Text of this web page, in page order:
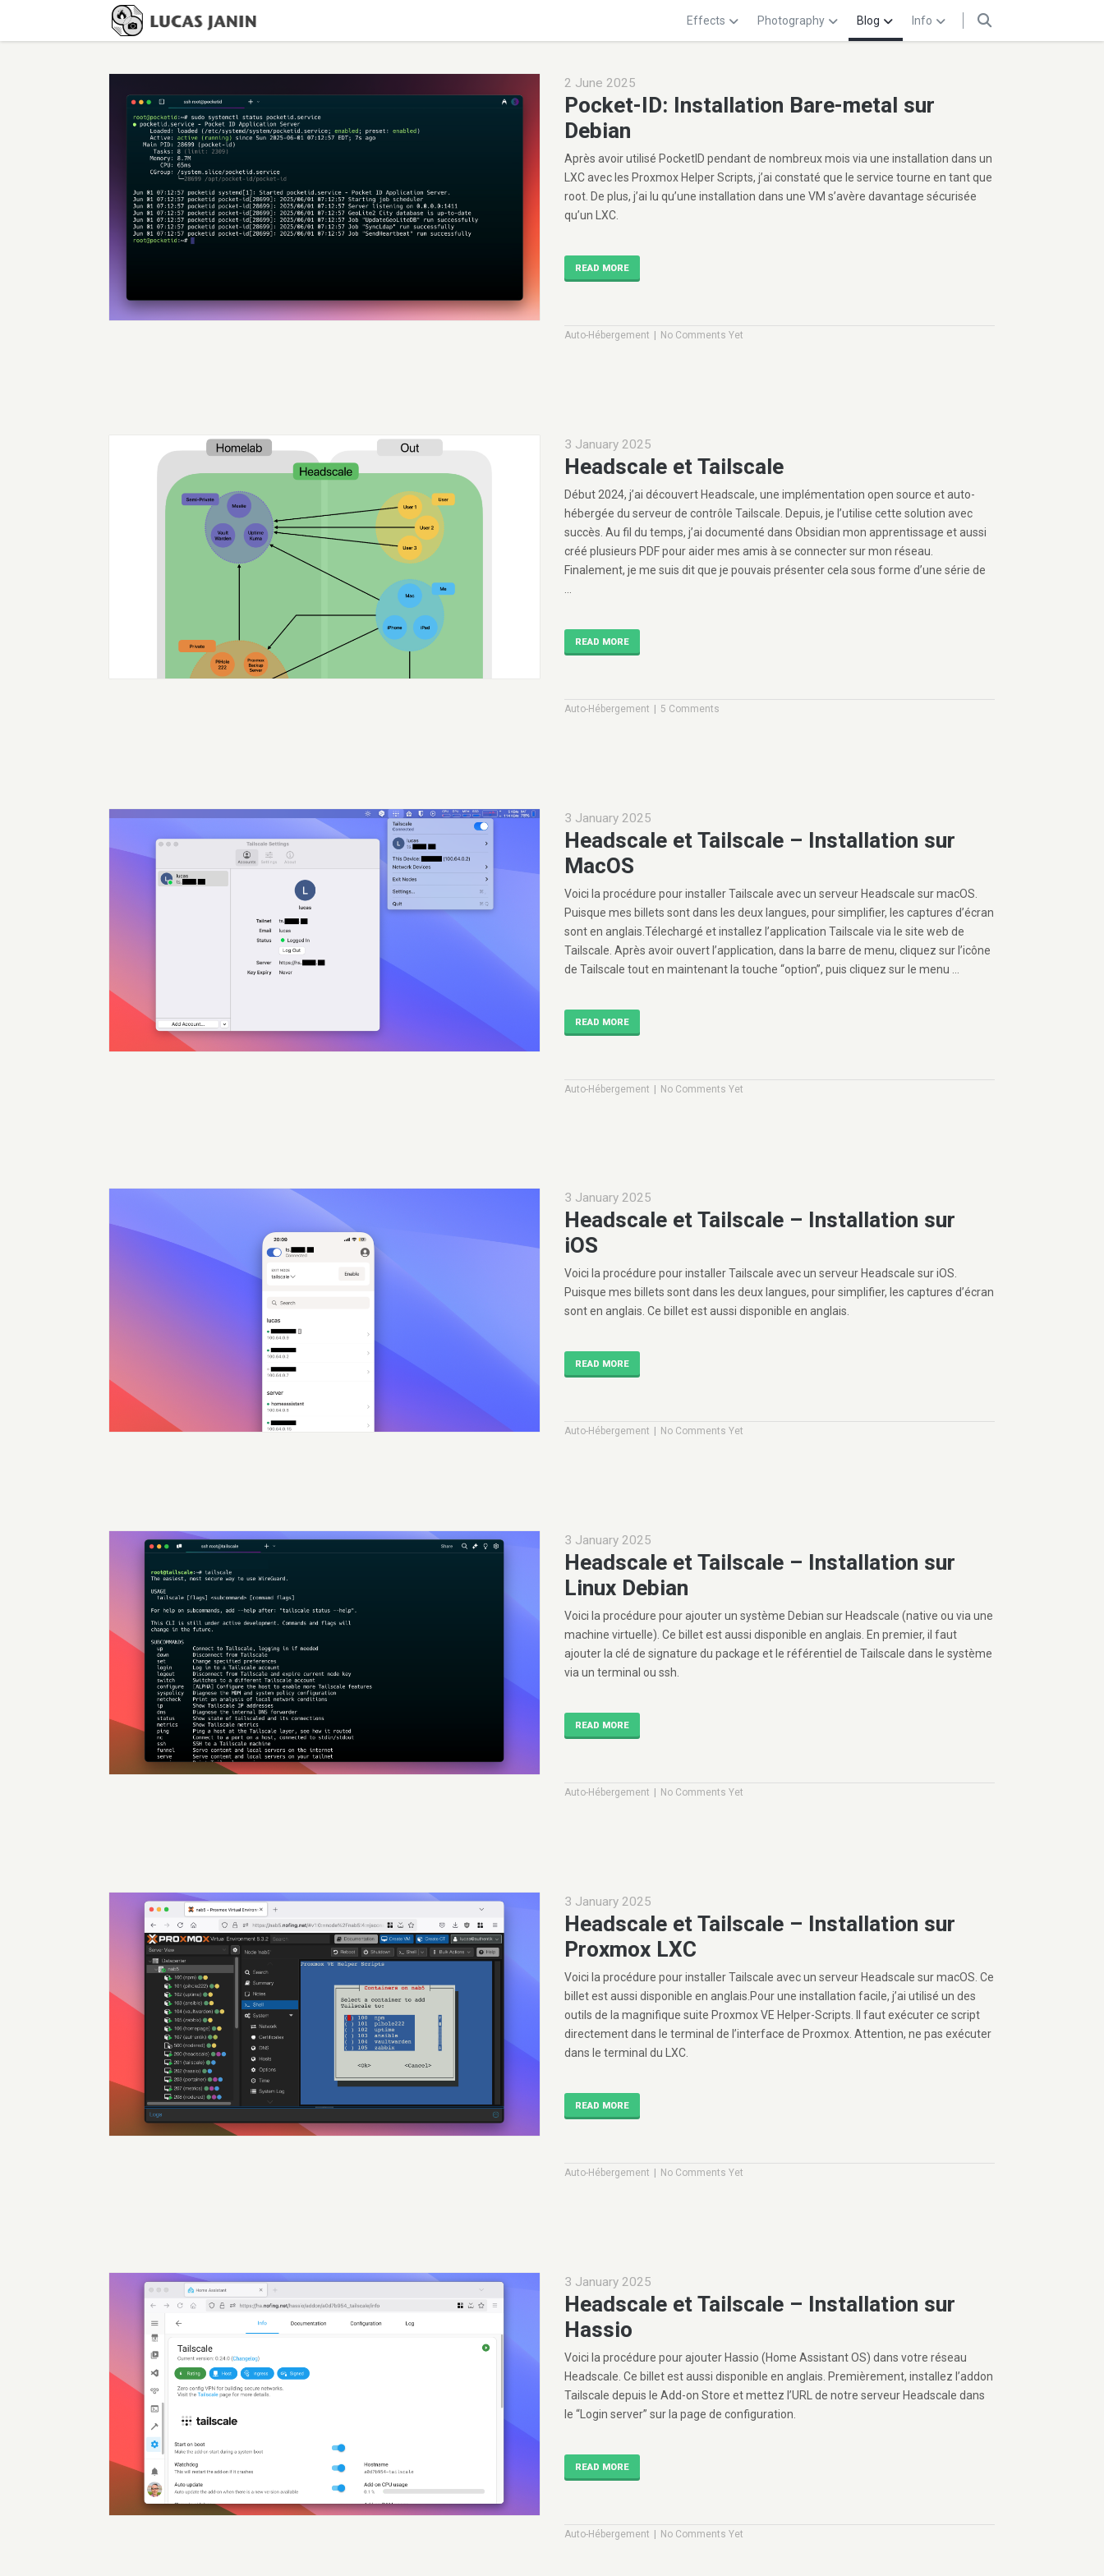
Effects Photography Blog Info
2 June 2025
Pocket-ID: Installation Bare-metal sur
Debian
Après avoir utilisé PocketID pendant de nombreux mois via une installation dans un
LXC avec les Proxmox Helper Scripts, j’ai constaté que le service tourne en tant que
root. De plus, j’ai lu qu’une installation dans une VM s’avère davantage sécurisée
qu’un LXC.
READ MORE
Auto-Hébergement | No Comments Yet
3 January 2025
Headscale et Tailscale
Début 2024, j’ai découvert Headscale, une implémentation open source et auto-
hébergée du serveur de contrôle Tailscale. Depuis, je l’utilise cette solution avec
succès. Au fil du temps, j’ai documenté dans Obsidian mon apprentissage et aussi
créé plusieurs PDF pour aider mes amis à se connecter sur mon réseau.
Finalement, je me suis dit que je pouvais présenter cela sous forme d’une série de
READ MORE
Auto-Hébergement | 5 Comments
3 January 2025
Headscale et Tailscale – Installation sur
MacOS
Voici la procédure pour installer Tailscale avec un serveur Headscale sur macOS.
Puisque mes billets sont dans les deux langues, pour simplifier, les captures d’écran
sont en anglais.Télechargé et installez l’application Tailscale via le site web de
Tailscale. Après avoir ouvert l’application, dans la barre de menu, cliquez sur l’icône
de Tailscale tout en maintenant la touche “option”, puis cliquez sur le menu …
READ MORE
Auto-Hébergement | No Comments Yet
3 January 2025
Headscale et Tailscale – Installation sur
iOS
Voici la procédure pour installer Tailscale avec un serveur Headscale sur iOS.
Puisque mes billets sont dans les deux langues, pour simplifier, les captures d’écran
sont en anglais. Ce billet est aussi disponible en anglais.
READ MORE
Auto-Hébergement | No Comments Yet
3 January 2025
Headscale et Tailscale – Installation sur
Linux Debian
Voici la procédure pour ajouter un système Debian sur Headscale (native ou via une
machine virtuelle). Ce billet est aussi disponible en anglais. En premier, il faut
ajouter la clé de signature du package et le référentiel de Tailscale dans le système
via un terminal ou ssh.
READ MORE
Auto-Hébergement | No Comments Yet
3 January 2025
Headscale et Tailscale – Installation sur
Proxmox LXC
Voici la procédure pour installer Tailscale avec un serveur Headscale sur macOS. Ce
billet est aussi disponible en anglais.Pour une installation facile, j’ai utilisé un des
outils de la magnifique suite Proxmox VE Helper-Scripts. Il faut exécuter ce script
directement dans le terminal de l’interface de Proxmox. Attention, ne pas exécuter
dans le terminal du LXC.
READ MORE
Auto-Hébergement | No Comments Yet
3 January 2025
Headscale et Tailscale – Installation sur
Hassio
Voici la procédure pour ajouter Hassio (Home Assistant OS) dans votre réseau
Headscale. Ce billet est aussi disponible en anglais. Premièrement, installez l’addon
Tailscale depuis le Add-on Store et mettez l’URL de notre serveur Headscale dans
le “Login server” sur la page de configuration.
READ MORE
Auto-Hébergement | No Comments Yet